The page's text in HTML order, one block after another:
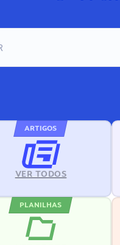
ARTIGOS
VER TODOS
PLANILHAS